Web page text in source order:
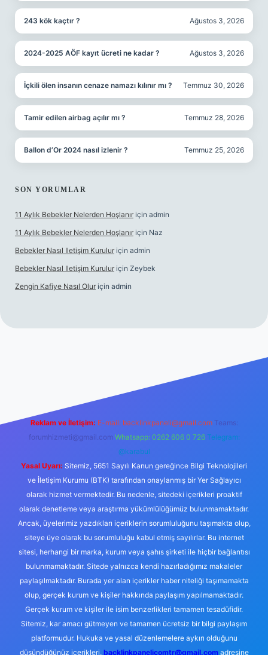
243 kök kaçtır ? Ağustos 3, 2026
2024-2025 AÖF kayıt ücreti ne kadar ? Ağustos 3, 2026
İçkili ölen insanın cenaze namazı kılınır mı ? Temmuz 30, 2026
Tamir edilen airbag açılır mı ? Temmuz 28, 2026
Ballon d’Or 2024 nasıl izlenir ? Temmuz 25, 2026
SON YORUMLAR
11 Aylık Bebekler Nelerden Hoşlanır için admin
11 Aylık Bebekler Nelerden Hoşlanır için Naz
Bebekler Nasıl Iletişim Kurulur için admin
Bebekler Nasıl Iletişim Kurulur için Zeybek
Zengin Kafiye Nasıl Olur için admin
Reklam ve İletişim: E-mail: backlinkpaneli@gmail.com Teams:
forumhizmeti@gmail.com Whatsapp: 0262 606 0 726 Telegram:
@karabul
Yasal Uyarı: Sitemiz, 5651 Sayılı Kanun gereğince Bilgi Teknolojileri
ve İletişim Kurumu (BTK) tarafından onaylanmış bir Yer Sağlayıcı
olarak hizmet vermektedir. Bu nedenle, sitedeki içerikleri proaktif
olarak denetleme veya araştırma yükümlülüğümüz bulunmamaktadır.
Ancak, üyelerimiz yazdıkları içeriklerin sorumluluğunu taşımakta olup,
siteye üye olarak bu sorumluluğu kabul etmiş sayılırlar. Bu internet
sitesi, herhangi bir marka, kurum veya şahıs şirketi ile hiçbir bağlantısı
bulunmamaktadır. Sitede yalnızca kendi hazırladığımız makaleler
paylaşılmaktadır. Burada yer alan içerikler haber niteliği taşımamakta
olup, gerçek kurum ve kişiler hakkında paylaşım yapılmamaktadır.
Gerçek kurum ve kişiler ile isim benzerlikleri tamamen tesadüfidir.
Sitemiz, kar amacı gütmeyen ve tamamen ücretsiz bir bilgi paylaşım
platformudur. Hukuka ve yasal düzenlemelere aykırı olduğunu
düşündüğünüz içerikleri, backlinkpanelicomtr@gmail.comadresine